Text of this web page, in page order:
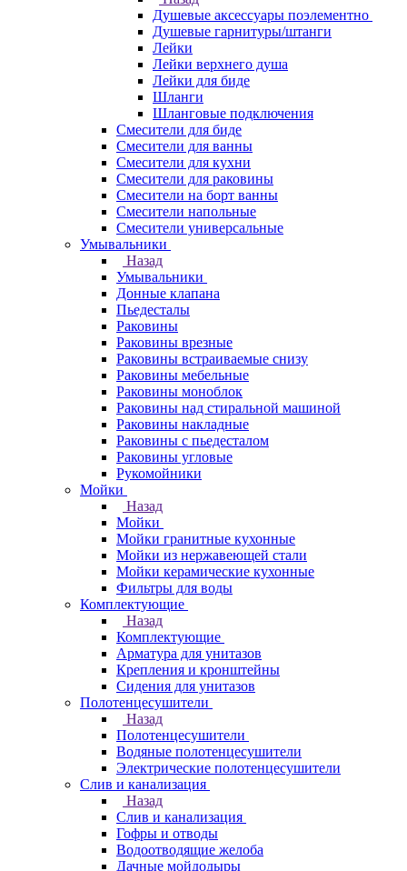
Душевые аксессуары поэлементно
Душевые гарнитуры/штанги
Лейки
Лейки верхнего душа
Лейки для биде
Шланги
Шланговые подключения
Смесители для биде
Смесители для ванны
Смесители для кухни
Смесители для раковины
Смесители на борт ванны
Смесители напольные
Смесители универсальные
Умывальники
Назад
Умывальники
Донные клапана
Пьедесталы
Раковины
Раковины врезные
Раковины встраиваемые снизу
Раковины мебельные
Раковины моноблок
Раковины над стиральной машиной
Раковины накладные
Раковины с пьедесталом
Раковины угловые
Рукомойники
Мойки
Назад
Мойки
Мойки гранитные кухонные
Мойки из нержавеющей стали
Мойки керамические кухонные
Фильтры для воды
Комплектующие
Назад
Комплектующие
Арматура для унитазов
Крепления и кронштейны
Сидения для унитазов
Полотенцесушители
Назад
Полотенцесушители
Водяные полотенцесушители
Электрические полотенцесушители
Слив и канализация
Назад
Слив и канализация
Гофры и отводы
Водоотводящие желоба
Дачные мойдодыры